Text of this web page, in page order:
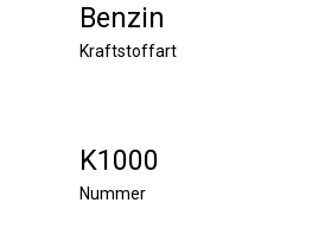
Benzin
Kraftstoffart
K1000
Nummer